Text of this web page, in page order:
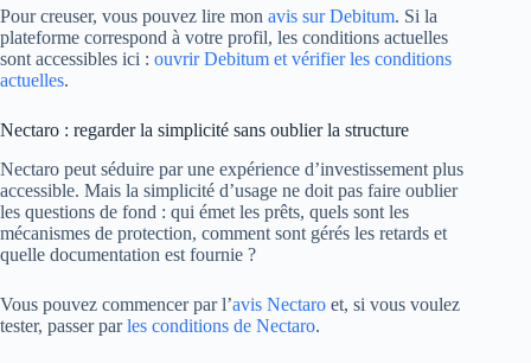
Pour creuser, vous pouvez lire mon avis sur Debitum. Si la
plateforme correspond à votre profil, les conditions actuelles
sont accessibles ici : ouvrir Debitum et vérifier les conditions
actuelles.
Nectaro : regarder la simplicité sans oublier la structure
Nectaro peut séduire par une expérience d’investissement plus
accessible. Mais la simplicité d’usage ne doit pas faire oublier
les questions de fond : qui émet les prêts, quels sont les
mécanismes de protection, comment sont gérés les retards et
quelle documentation est fournie ?
Vous pouvez commencer par l’avis Nectaro et, si vous voulez
tester, passer parles conditions de Nectaro.